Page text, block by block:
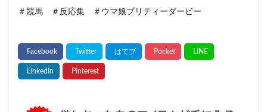
＃競馬 ＃反応集 ＃ウマ娘プリティーダービー